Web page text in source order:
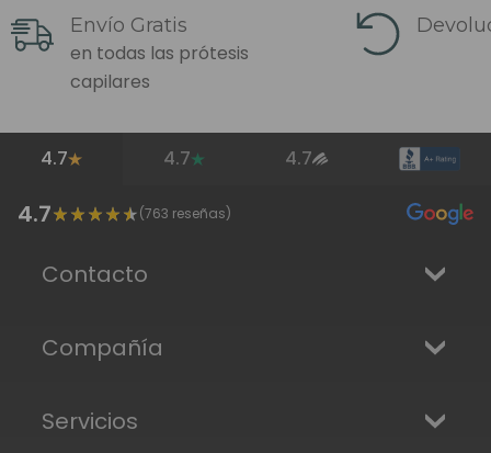
Envío Gratis
en todas las prótesis
capilares
4.7 4.7 4.7
4.7 (763 reseñas)
Contacto
Compañía
Servicios